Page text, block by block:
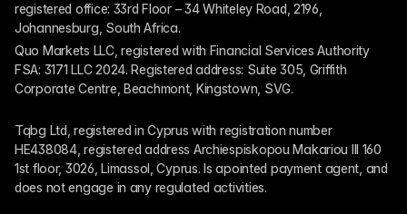
registered office: 33rd Floor – 34 Whiteley Road, 2196,
Johannesburg, South Africa.
Quo Markets LLC, registered with Financial Services Authority
FSA: 3171 LLC 2024. Registered address: Suite 305, Griffith
Corporate Centre, Beachmont, Kingstown, SVG.
Tqbg Ltd, registered in Cyprus with registration number
HE438084, registered address Archiespiskopou Makariou III 160
1st floor, 3026, Limassol, Cyprus. Is apointed payment agent, and
does not engage in any regulated activities.